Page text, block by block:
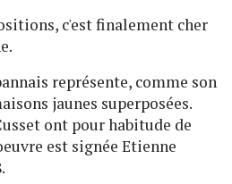
c'est finalement cher
représente, comme son
jaunes superposées.
ont pour habitude de
est signée Etienne